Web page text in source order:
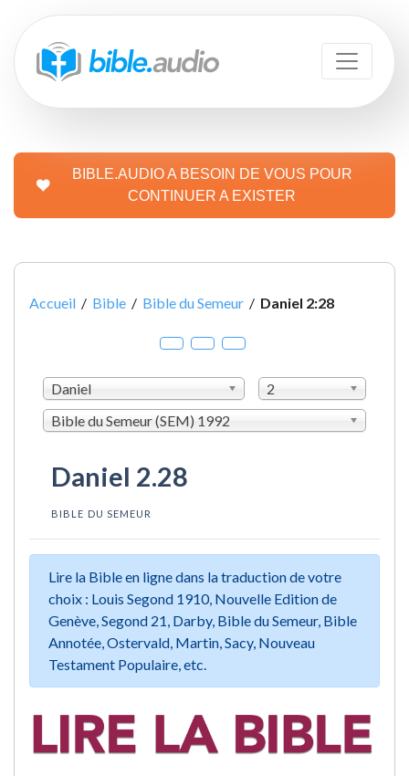
BIBLE.AUDIO A BESOIN DE VOUS POUR
CONTINUER A EXISTER
Accueil / Bible / Bible du Semeur / Daniel 2:28
Daniel
2
Bible du Semeur (SEM) 1992
Daniel 2.28
BIBLE DU SEMEUR
Lire la Bible en ligne dans la traduction de votre
choix : Louis Segond 1910, Nouvelle Edition de
Genève, Segond 21, Darby, Bible du Semeur, Bible
Annotée, Ostervald, Martin, Sacy, Nouveau
Testament Populaire, etc.